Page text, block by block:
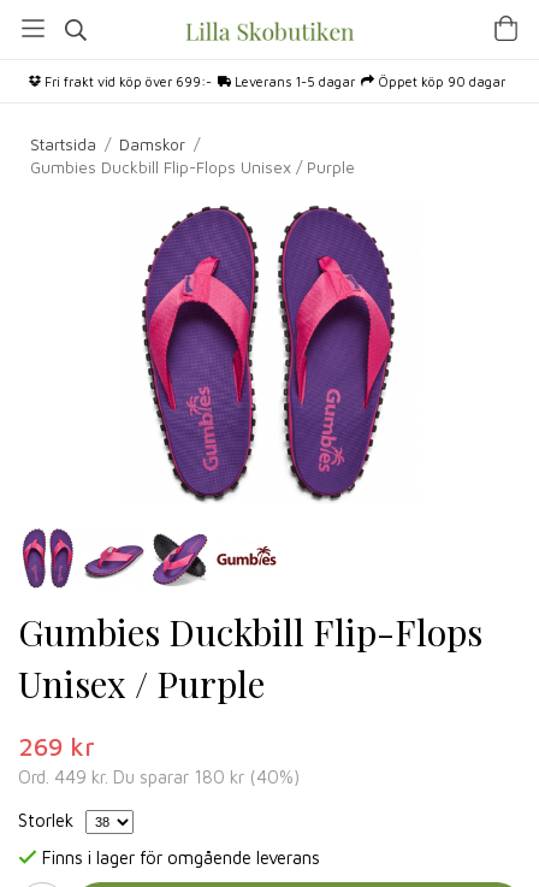
Fri frakt vid köp över 699:- Leverans 1-5 dagar Öppet köp 90 dagar
Startsida / Damskor /
Gumbies Duckbill Flip-Flops Unisex / Purple
Gumbies Duckbill Flip-Flops
Unisex / Purple
269 kr
Ord. 449 kr. Du sparar 180 kr (40%)
Storlek
Finns i lager för omgående leverans